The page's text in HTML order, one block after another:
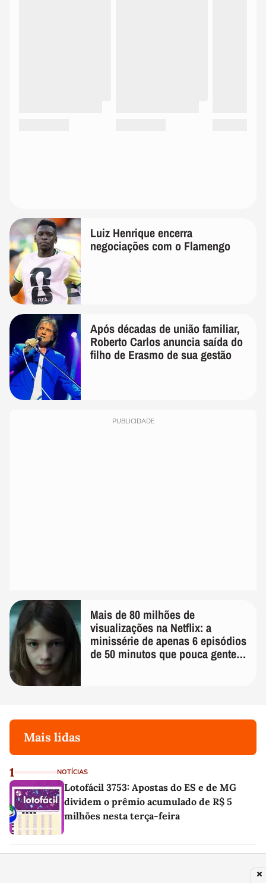
Luiz Henrique encerra
negociações com o Flamengo
Após décadas de união familiar,
Roberto Carlos anuncia saída do
filho de Erasmo de sua gestão
PUBLICIDADE
Mais de 80 milhões de
visualizações na Netflix: a
minissérie de apenas 6 episódios
de 50 minutos que pouca gente
Mais lidas
1 NOTÍCIAS
Lotofácil 3753: Apostas do ES e de MG
dividem o prêmio acumulado de R$ 5
milhões nesta terça-feira